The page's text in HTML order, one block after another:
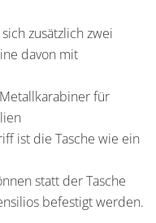
zusätzlich zwei
davon mit
für
ist die Tasche wie ein
statt der Tasche
befestigt werden.